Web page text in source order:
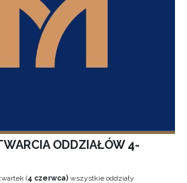
ODDZIAŁÓW 4-
(4 czerwca) wszystkie oddziały